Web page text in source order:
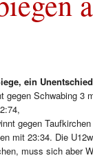
ein
gegen Schwabing 3
gegen
mit 23:34. Die
muss sich aber